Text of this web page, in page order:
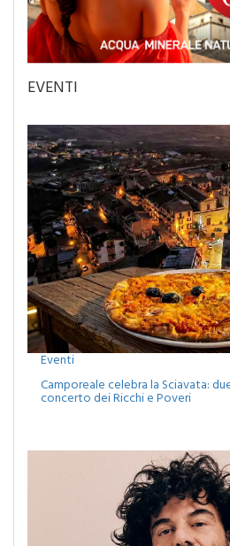
EVENTI
Eventi
Camporeale celebra la Sciavata:
concerto dei Ricchi e Poveri